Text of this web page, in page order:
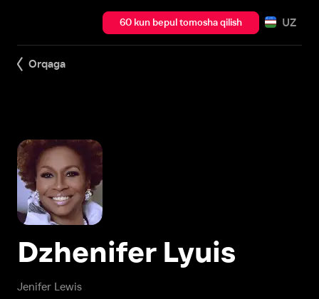
60 kun bepul tomosha qilish UZ
Orqaga
Jenifer Lewis
Dzhenifer Lyuis